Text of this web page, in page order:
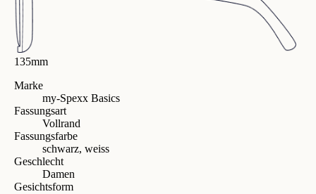
135mm
Marke
my-Spexx Basics
Fassungsart
Vollrand
Fassungsfarbe
schwarz, weiss
Geschlecht
Damen
Gesichtsform